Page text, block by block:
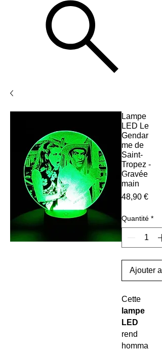
Lampe
LED Le
Gendar
me de
Saint-
Tropez -
Gravée
main
48,90 €Prix
Quantité *
Ajouter
Cette
lampe
LED
rend
homma